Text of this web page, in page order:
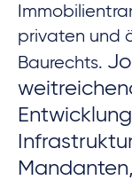
privaten und
Baurechts.